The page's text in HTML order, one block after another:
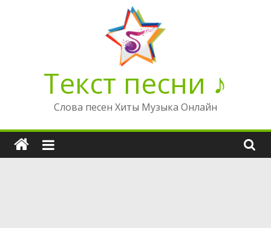
Текст песни ♪
Слова песен Хиты Музыка Онлайн